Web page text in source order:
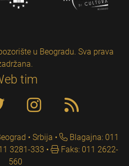
u Beogradu. Sva prava
tim
• Srbija
Blagajna: 011
3281-333
Faks: 011 2622-
560